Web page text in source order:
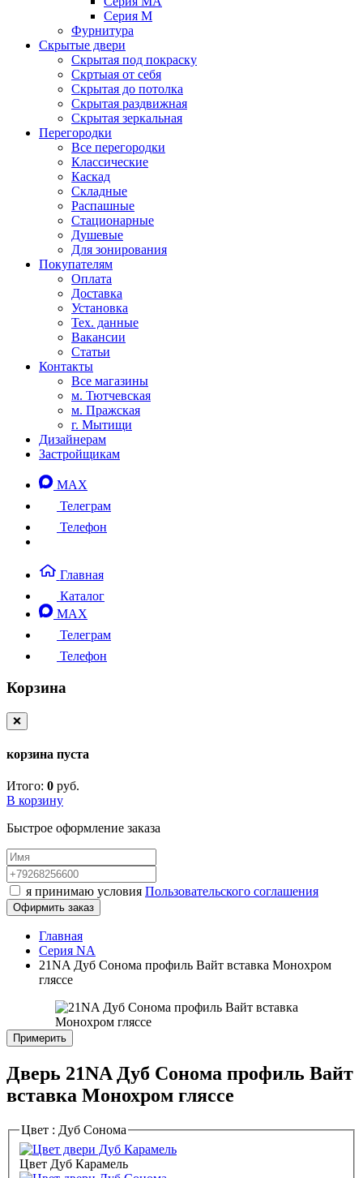
Серия M
Фурнитура
Скрытые двери
Скрытая под покраску
Скртыая от себя
Скрытая до потолка
Скрытая раздвижная
Скрытая зеркальная
Перегородки
Все перегородки
Классические
Каскад
Складные
Распашные
Стационарные
Душевые
Для зонирования
Покупателям
Оплата
Доставка
Установка
Тех. данные
Вакансии
Статьи
Контакты
Все магазины
м. Тютчевская
м. Пражская
г. Мытищи
Дизайнерам
Застройщикам
MAX
Телеграм
Телефон
Главная
Каталог
MAX
Телеграм
Телефон
Корзина
❌
корзина пуста
Итого: 0 руб.
В корзину
Быстрое оформление заказа
я принимаю условия Пользовательского соглашения
Офирмить заказ
Главная
Серия NA
21NA Дуб Сонома профиль Вайт вставка Монохром
гляссе
Примерить
Дверь 21NA Дуб Сонома профиль Вайт
вставка Монохром гляссе
Цвет : Дуб Сонома
Цвет Дуб Карамель